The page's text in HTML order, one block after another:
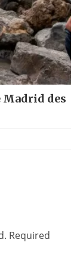
Madrid des
Required